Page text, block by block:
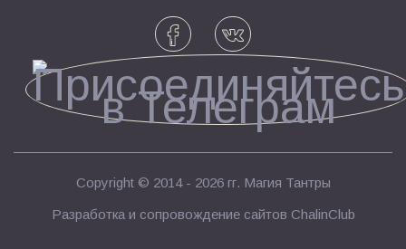
Copyright © 2014 - 2026 гг. Магия Тантры
Разработка и сопровождение сайтов ChalinClub